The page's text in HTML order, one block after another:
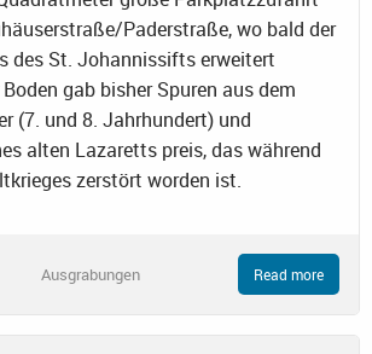
Paderstraße, wo bald der
des St. Johannissifts erweitert
gab bisher Spuren aus dem
(7. und 8. Jahrhundert) und
alten Lazaretts preis, das während
zerstört worden ist.
Ausgrabungen Read more